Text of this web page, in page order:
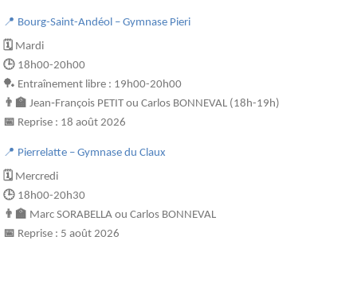
📍 Bourg-Saint-Andéol – Gymnase Pieri
🗓️ Mardi
🕒 18h00-20h00
🏓 Entraînement libre : 19h00-20h00
👨‍🏫 Jean‑François PETIT ou Carlos BONNEVAL (18h-19h)
📅 Reprise : 18 août 2026
📍 Pierrelatte – Gymnase du Claux
🗓️ Mercredi
🕒 18h00-20h30
👨‍🏫 Marc SORABELLA ou Carlos BONNEVAL
📅 Reprise : 5 août 2026